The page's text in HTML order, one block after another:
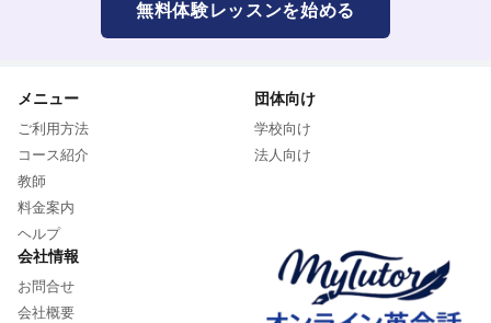
無料体験レッスンを始める
メニュー
ご利用方法
コース紹介
教師
料金案内
ヘルプ
団体向け
学校向け
法人向け
会社情報
お問合せ
会社概要